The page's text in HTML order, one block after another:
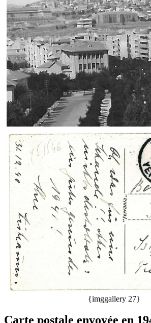
{imggallery 27}
Carte postale envoyée en